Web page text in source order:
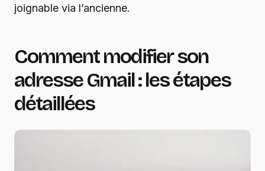
joignable via l’ancienne.
Comment modifier son
adresse Gmail : les étapes
détaillées